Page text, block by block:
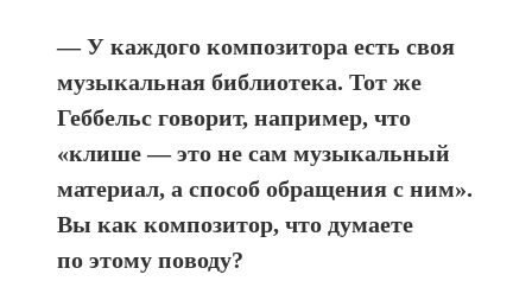
— У каждого композитора есть своя
музыкальная библиотека. Тот же
Геббельс говорит, например, что
«клише — это не сам музыкальный
материал, а способ обращения с ним».
Вы как композитор, что думаете
по этому поводу?